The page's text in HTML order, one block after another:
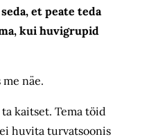
et peate teda
kui huvigrupid
me näe.
kaitset. Tema töid
huvita turvatsoonis